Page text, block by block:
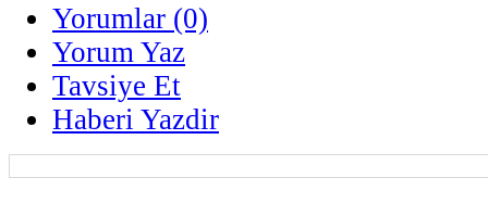
Yorumlar (0)
Yorum Yaz
Tavsiye Et
Haberi Yazdir